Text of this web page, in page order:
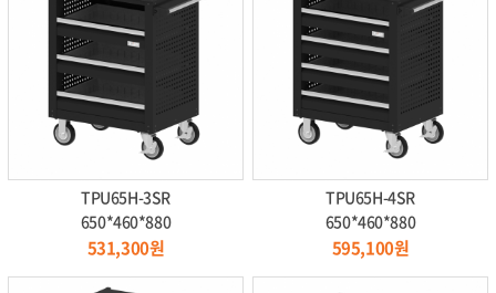
TPU65H-3SR
650*460*880
531,300원
TPU65H-4SR
650*460*880
595,100원